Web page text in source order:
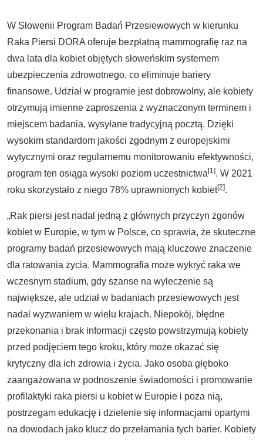
W Słowenii Program Badań Przesiewowych w kierunku
Raka Piersi DORA oferuje bezpłatną mammografię raz na
dwa lata dla kobiet objętych słoweńskim systemem
ubezpieczenia zdrowotnego, co eliminuje bariery
finansowe. Udział w programie jest dobrowolny, ale kobiety
otrzymują imienne zaproszenia z wyznaczonym terminem i
miejscem badania, wysyłane tradycyjną pocztą. Dzięki
wysokim standardom jakości zgodnym z europejskimi
wytycznymi oraz regularnemu monitorowaniu efektywności,
program ten osiąga wysoki poziom uczestnictwa [1]. W 2021
roku skorzystało z niego 78% uprawnionych kobiet[2].
„Rak piersi jest nadal jedną z głównych przyczyn zgonów
kobiet w Europie, w tym w Polsce, co sprawia, że skuteczne
programy badań przesiewowych mają kluczowe znaczenie
dla ratowania życia. Mammografia może wykryć raka we
wczesnym stadium, gdy szanse na wyleczenie są
największe, ale udział w badaniach przesiewowych jest
nadal wyzwaniem w wielu krajach. Niepokój, błędne
przekonania i brak informacji często powstrzymują kobiety
przed podjęciem tego kroku, który może okazać się
krytyczny dla ich zdrowia i życia. Jako osoba głęboko
zaangażowana w podnoszenie świadomości i promowanie
profilaktyki raka piersi u kobiet w Europie i poza nią,
postrzegam edukację i dzielenie się informacjami opartymi
na dowodach jako klucz do przełamania tych barier. Kobiety